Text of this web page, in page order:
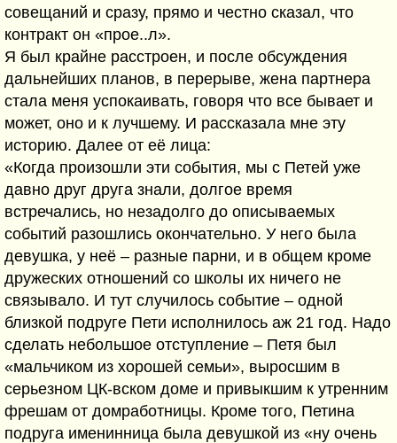
совещаний и сразу, прямо и честно сказал, что
контракт он «прое..л».
Я был крайне расстроен, и после обсуждения
дальнейших планов, в перерыве, жена партнера
стала меня успокаивать, говоря что все бывает и
может, оно и к лучшему. И рассказала мне эту
историю. Далее от её лица:
«Когда произошли эти события, мы с Петей уже
давно друг друга знали, долгое время
встречались, но незадолго до описываемых
событий разошлись окончательно. У него была
девушка, у неё – разные парни, и в общем кроме
дружеских отношений со школы их ничего не
связывало. И тут случилось событие – одной
близкой подруге Пети исполнилось аж 21 год. Надо
сделать небольшое отступление – Петя был
«мальчиком из хорошей семьи», выросшим в
серьезном ЦК-вском доме и привыкшим к утренним
фрешам от домработницы. Кроме того, Петина
подруга именинница была девушкой из «ну очень